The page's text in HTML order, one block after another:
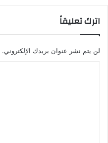
اترك تعليقاً
لن يتم نشر عنوان بريدك الإلكتروني.